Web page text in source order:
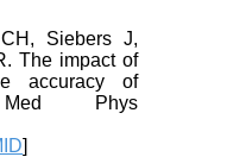
CH, Siebers J,
The impact of
accuracy of
Med Phys